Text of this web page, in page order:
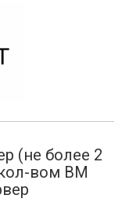
(не более 2
вом ВМ